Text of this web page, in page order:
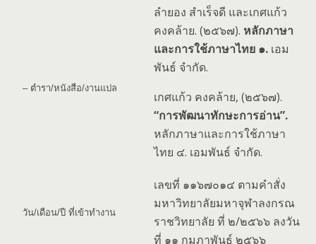
– ตำรา/หนังสือ/งานแปล
ลำยอง สำเร็จดี และเกศแก้ว
คงคล้าย. (๒๕๖๗). หลักภาษา
และการใช้ภาษาไทย ๑. เอม
พันธ์ จำกัด.
เกศแก้ว คงคล้าย, (๒๕๖๗).
“การพัฒนาทักษะการอ่าน”.
หลักภาษาและการใช้ภาษา
ไทย ๔. เอมพันธ์ จำกัด.
วัน/เดือน/ปี ที่เข้าทำงาน
เลขที่ ๑๑๖๗๐๑๔ ตามคำสั่ง
มหาวิทยาลัยมหาจุฬาลงกรณ
ราชวิทยาลัย ที่ ๒/๒๕๖๖ ลงวัน
ที่ ๑๑ กุมภาพันธ์ ๒๕๖๖